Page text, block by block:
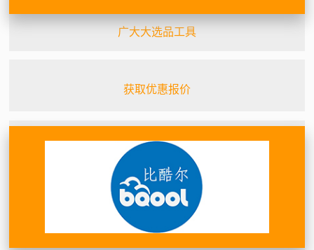
广大大选品工具
获取优惠报价